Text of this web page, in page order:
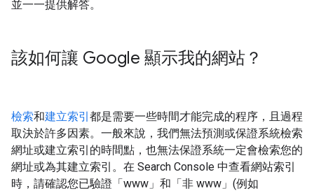
並一一提供解答。
該如何讓 Google 顯示我的網站？
檢索和建立索引都是需要一些時間才能完成的程序，且過程
取決於許多因素。一般來說，我們無法預測或保證系統檢索
網址或建立索引的時間點，也無法保證系統一定會檢索您的
網址或為其建立索引。在 Search Console 中查看網站索引
時，請確認您已驗證「www」和「非 www」(例如